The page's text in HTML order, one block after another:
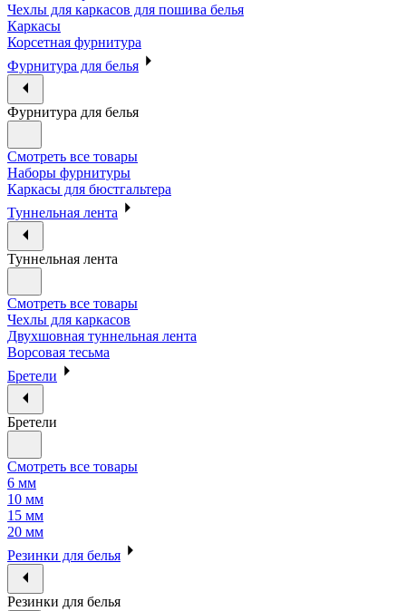
Чехлы для каркасов для пошива белья
Каркасы
Корсетная фурнитура
Фурнитура для белья
Фурнитура для белья
Смотреть все товары
Наборы фурнитуры
Каркасы для бюстгальтера
Туннельная лента
Туннельная лента
Смотреть все товары
Чехлы для каркасов
Двухшовная туннельная лента
Ворсовая тесьма
Бретели
Бретели
Смотреть все товары
6 мм
10 мм
15 мм
20 мм
Резинки для белья
Резинки для белья